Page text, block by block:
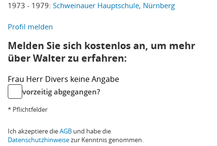
1973 - 1979: Schweinauer Hauptschule, Nürnberg
Profil melden
Melden Sie sich kostenlos an, um mehr
über Walter zu erfahren:
Frau Herr Divers keine Angabe
vorzeitig abgegangen?
* Pflichtfelder
Ich akzeptiere dieAGB und habe die
Datenschutzhinweisezur Kenntnis genommen.